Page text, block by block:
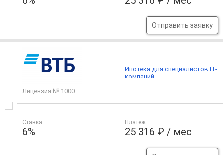
Отправить заявку
Лицензия № 1000
Ставка
6%
Платеж
25 316 ₽ / мес
Ипотека для специалистов IT-
компаний